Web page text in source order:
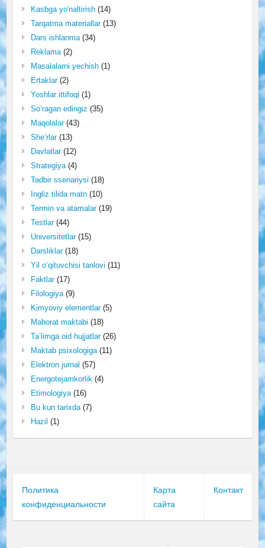
Kasbga yo'naltirish(14)
Tarqatma materiallar(13)
Dars ishlanma(34)
Reklama(2)
Masalalarni yechish(1)
Ertaklar(2)
Yoshlar ittifoqi (1)
So‘ragan edingiz (35)
Maqolalar(43)
She’rlar(13)
Davlatlar(12)
Strategiya(4)
Tadbir ssenariysi (18)
Ingliz tilida matn(10)
Termin va atamalar(19)
Testlar(44)
Universitetlar(15)
Darsliklar(18)
Yil o‘qituvchisi tanlovi (11)
Faktlar(17)
Filologiya(9)
Kimyoviy elementlar(5)
Mahorat maktabi (18)
Ta’limga oid hujjatlar(26)
Maktab psixologiga(11)
Elektron jurnal (57)
Energotejamkorlik(4)
Etimologiya(16)
Bu kun tarixda(7)
Hazil (1)
Политика
конфиденциальности
Карта
сайта
Контакт